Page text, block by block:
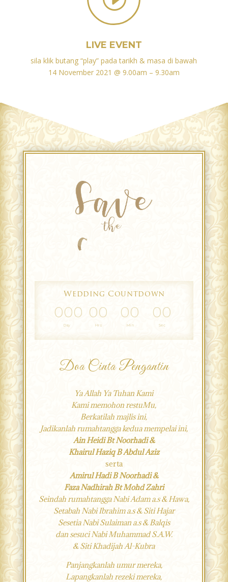
LIVE EVENT
sila klik butang “play” pada tarikh & masa di bawah
14 November 2021 @ 9.00am – 9.30am
Wedding Countdown
000
Day
00
Hrs
00
Min
00
Sec
Doa Cinta Pengantin
Ya Allah Ya Tuhan Kami
Kami memohon restuMu,
Berkatilah majlis ini,
Jadikanlah rumahtangga kedua mempelai ini,
Ain Heidi Bt Noorhadi &
Khairul Haziq B Abdul Aziz
serta
Amirul Hadi B Noorhadi &
Faza Nadhirah Bt Mohd Zahri
Seindah rumahtangga Nabi Adam a.s & Hawa,
Setabah Nabi Ibrahim a.s & Siti Hajar
Sesetia Nabi Sulaiman a.s & Balqis
dan sesuci Nabi Muhammad S.A.W.
& Siti Khadijah Al-Kubra
Panjangkanlah umur mereka,
Lapangkanlah rezeki mereka,